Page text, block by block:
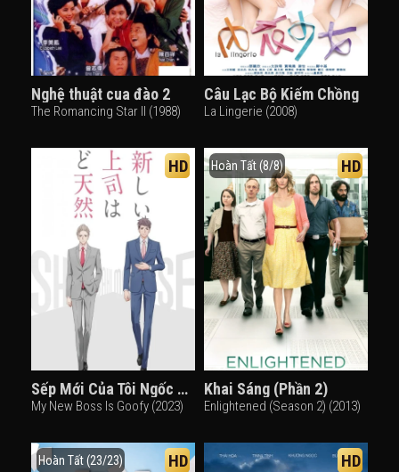
Nghệ thuật cua đào 2
The Romancing Star II (1988)
Câu Lạc Bộ Kiếm Chồng
La Lingerie (2008)
HD
Sếp Mới Của Tôi Ngốc Lắm
My New Boss Is Goofy (2023)
Hoàn Tất (8/8) HD
Khai Sáng (Phần 2)
Enlightened (Season 2) (2013)
Hoàn Tất (23/23) HD HD